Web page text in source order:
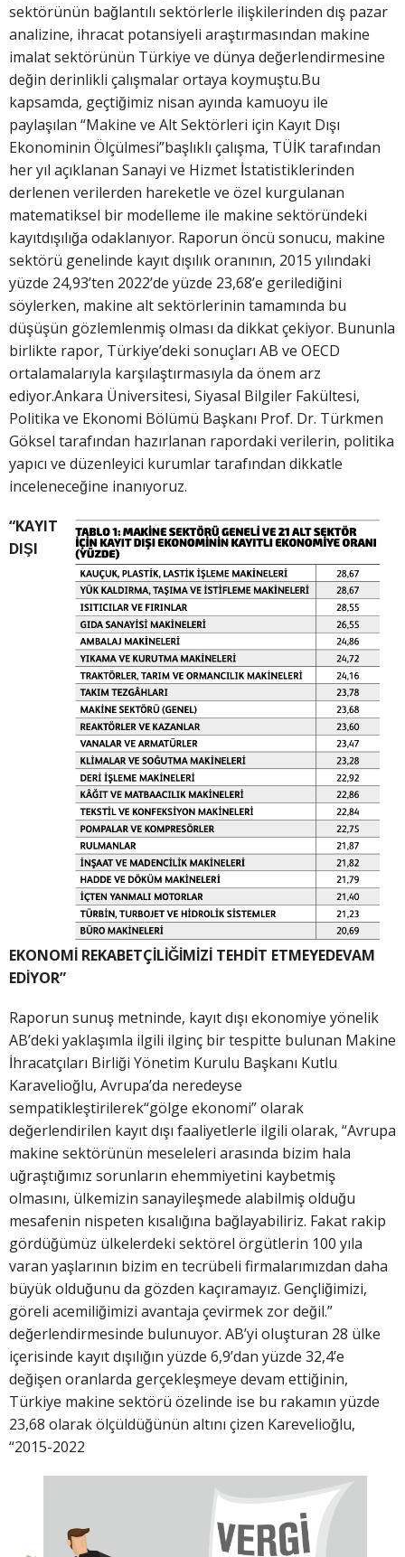
sektörünün bağlantılı sektörlerle ilişkilerinden dış pazar
analizine, ihracat potansiyeli araştırmasından makine
imalat sektörünün Türkiye ve dünya değerlendirmesine
değin derinlikli çalışmalar ortaya koymuştu.Bu
kapsamda, geçtiğimiz nisan ayında kamuoyu ile
paylaşılan “Makine ve Alt Sektörleri için Kayıt Dışı
Ekonominin Ölçülmesi”başlıklı çalışma, TÜİK tarafından
her yıl açıklanan Sanayi ve Hizmet İstatistiklerinden
derlenen verilerden hareketle ve özel kurgulanan
matematiksel bir modelleme ile makine sektöründeki
kayıtdışılığa odaklanıyor. Raporun öncü sonucu, makine
sektörü genelinde kayıt dışılık oranının, 2015 yılındaki
yüzde 24,93’ten 2022’de yüzde 23,68’e gerilediğini
söylerken, makine alt sektörlerinin tamamında bu
düşüşün gözlemlenmiş olması da dikkat çekiyor. Bununla
birlikte rapor, Türkiye’deki sonuçları AB ve OECD
ortalamalarıyla karşılaştırmasıyla da önem arz
ediyor.Ankara Üniversitesi, Siyasal Bilgiler Fakültesi,
Politika ve Ekonomi Bölümü Başkanı Prof. Dr. Türkmen
Göksel tarafından hazırlanan rapordaki verilerin, politika
yapıcı ve düzenleyici kurumlar tarafından dikkatle
inceleneceğine inanıyoruz.
“KAYIT
DIŞI
EKONOMİ REKABETÇİLİĞİMİZİ TEHDİT ETMEYEDEVAM
EDİYOR”
Raporun sunuş metninde, kayıt dışı ekonomiye yönelik
AB’deki yaklaşımla ilgili ilginç bir tespitte bulunan Makine
İhracatçıları Birliği Yönetim Kurulu Başkanı Kutlu
Karavelioğlu, Avrupa’da neredeyse
sempatikleştirilerek“gölge ekonomi” olarak
değerlendirilen kayıt dışı faaliyetlerle ilgili olarak, “Avrupa
makine sektörünün meseleleri arasında bizim hala
uğraştığımız sorunların ehemmiyetini kaybetmiş
olmasını, ülkemizin sanayileşmede alabilmiş olduğu
mesafenin nispeten kısalığına bağlayabiliriz. Fakat rakip
gördüğümüz ülkelerdeki sektörel örgütlerin 100 yıla
varan yaşlarının bizim en tecrübeli firmalarımızdan daha
büyük olduğunu da gözden kaçıramayız. Gençliğimizi,
göreli acemiliğimizi avantaja çevirmek zor değil.”
değerlendirmesinde bulunuyor. AB’yi oluşturan 28 ülke
içerisinde kayıt dışılığın yüzde 6,9’dan yüzde 32,4’e
değişen oranlarda gerçekleşmeye devam ettiğinin,
Türkiye makine sektörü özelinde ise bu rakamın yüzde
23,68 olarak ölçüldüğünün altını çizen Karevelioğlu,
“2015-2022